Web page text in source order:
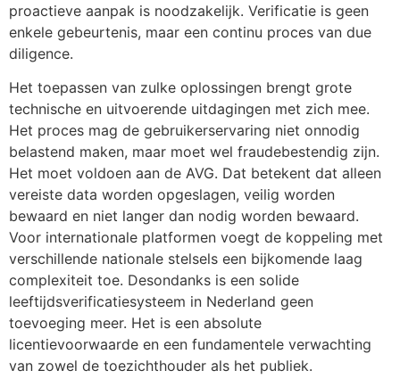
proactieve aanpak is noodzakelijk. Verificatie is geen
enkele gebeurtenis, maar een continu proces van due
diligence.
Het toepassen van zulke oplossingen brengt grote
technische en uitvoerende uitdagingen met zich mee.
Het proces mag de gebruikerservaring niet onnodig
belastend maken, maar moet wel fraudebestendig zijn.
Het moet voldoen aan de AVG. Dat betekent dat alleen
vereiste data worden opgeslagen, veilig worden
bewaard en niet langer dan nodig worden bewaard.
Voor internationale platformen voegt de koppeling met
verschillende nationale stelsels een bijkomende laag
complexiteit toe. Desondanks is een solide
leeftijdsverificatiesysteem in Nederland geen
toevoeging meer. Het is een absolute
licentievoorwaarde en een fundamentele verwachting
van zowel de toezichthouder als het publiek.